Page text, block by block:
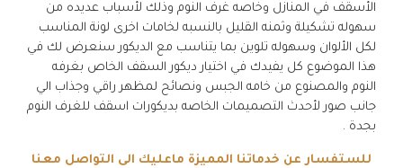
الأسقف في المنازل وخاصه غرف النوم وذلك لأسباب عديده من
سهوله تشكيلة وثمنه القليل بالنسبه لخامات اخرى لونة المناسب
لكل الألوان وسهوله تلوين بما يتناسب مع الديكور سنعرض لك في
هذا الموضوع كل يفيدك في اختيار ديكور السقف الخاص بغرفه
النوم والمصنوع من خامه الجبس ونصائح لمظهر راقي وجذاب الي
جانب صور لأحدث التصميمات الخاصه بديكورات اسقف للغرف النوم
بجدة .
للستفسار عن خدماتنا المميزة ماعليك الى التواصل معنا